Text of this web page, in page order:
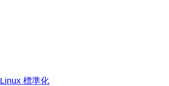
Linux 標準化